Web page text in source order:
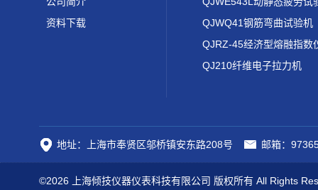
资料下载
QJWQ41钢筋弯曲试验机
QJRZ-45经济型熔融指数
QJ210纤维电子拉力机
地址：上海市奉贤区邬桥镇安东路208号 邮箱：
©2026 上海倾技仪器仪表科技有限公司 版权所有 All Rights